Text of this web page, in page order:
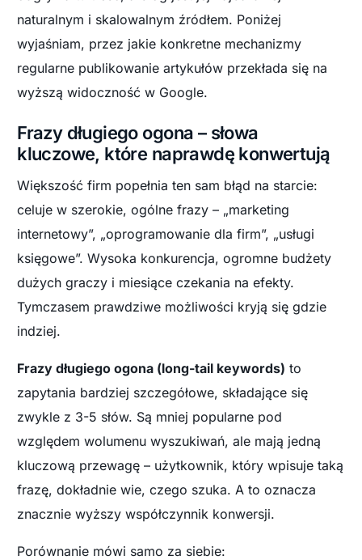
naturalnym i skalowalnym źródłem. Poniżej
wyjaśniam, przez jakie konkretne mechanizmy
regularne publikowanie artykułów przekłada się na
wyższą widoczność w Google.
Frazy długiego ogona – słowa
kluczowe, które naprawdę konwertują
Większość firm popełnia ten sam błąd na starcie:
celuje w szerokie, ogólne frazy – „marketing
internetowy”, „oprogramowanie dla firm”, „usługi
księgowe”. Wysoka konkurencja, ogromne budżety
dużych graczy i miesiące czekania na efekty.
Tymczasem prawdziwe możliwości kryją się gdzie
indziej.
Frazy długiego ogona (long-tail keywords) to
zapytania bardziej szczegółowe, składające się
zwykle z 3-5 słów. Są mniej popularne pod
względem wolumenu wyszukiwań, ale mają jedną
kluczową przewagę – użytkownik, który wpisuje taką
frazę, dokładnie wie, czego szuka. A to oznacza
znacznie wyższy współczynnik konwersji.
Porównanie mówi samo za siebie: